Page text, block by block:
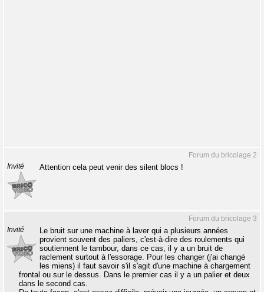
Forum du bricolage 2
Invité Attention cela peut venir des silent blocs !
Forum du bricolage 3
Invité
Le bruit sur une machine à laver qui a plusieurs années
provient souvent des paliers, c'est-à-dire des roulements qui
soutiennent le tambour, dans ce cas, il y a un bruit de
raclement surtout à l'essorage. Pour les changer (j'ai changé
les miens) il faut savoir s'il s'agit d'une machine à chargement
frontal ou sur le dessus. Dans le premier cas il y a un palier et deux
dans le second cas.